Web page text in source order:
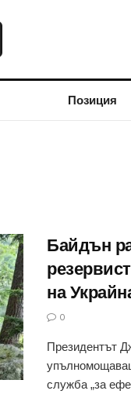
Позиция
Байдън
на
0
Президентът
служба „за